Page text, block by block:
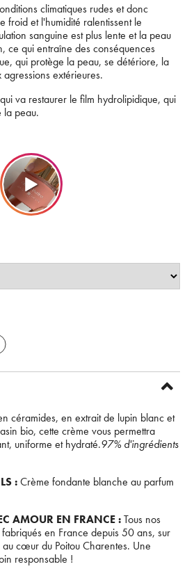
climatiques rudes et donc
froid et l'humidité ralentissent le
sanguine est plus lente et la peau
ce qui entraîne des conséquences
qui protège la peau, se détériore, la
extérieures.
va restaurer le film hydrolipidique, qui
la peau.
céramides, en extrait de lupin blanc et
bio, cette crème vous permettra
uniforme et hydraté.97% d'ingrédients
:Crème fondante blanche au parfum
AMOUR EN FRANCE :Tous nos
en France depuis 50 ans, sur
au cœur du Poitou Charentes. Une
responsable !